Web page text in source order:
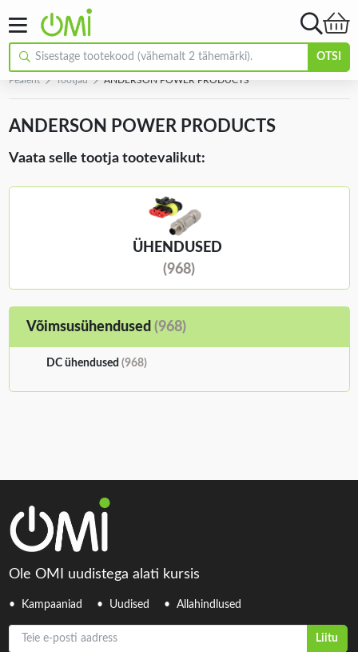
OTSI
Pealeht Tootjad ANDERSON POWER PRODUCTS
ANDERSON POWER PRODUCTS
Vaata selle tootja tootevalikut:
ÜHENDUSED
(968)
Võimsusühendused (968)
DC ühendused (968)
Ole OMI uudistega alati kursis
Kampaaniad Uudised Allahindlused
Teie e-posti aadress
Liitu